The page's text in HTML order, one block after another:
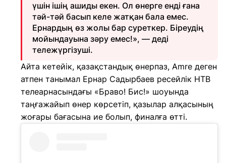
үшін ішің ашиды екен. Ол өнерге енді ғана
тәй-тәй басып келе жатқан бала емес.
Ернардың өз жолы бар суреткер. Біреудің
мойындауына зәру емес!», — деді
тележүргізуші.
Айта кетейік, қазақстандық өнерпаз, Amre деген
атпен танымал Ернар Садырбаев ресейлік НТВ
телеарнасындағы «Браво! Бис!» шоуында
таңғажайып өнер көрсетіп, қазылар алқасының
жоғары бағасына ие болып, финалға өтті.